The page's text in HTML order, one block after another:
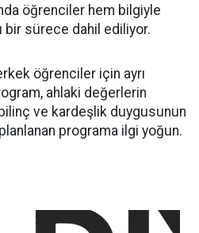
öğrenciler hem bilgiyle
sürece dahil ediliyor.
öğrenciler için ayrı
ahlaki değerlerin
ve kardeşlik duygusunun
programa ilgi yoğun.